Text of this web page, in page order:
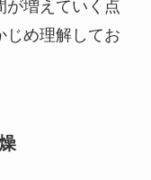
が増えていく点
じめ理解してお